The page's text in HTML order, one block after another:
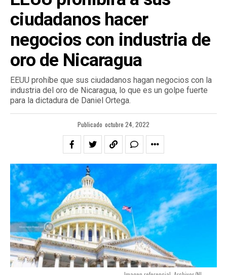
ciudadanos hacer
negocios con industria de
oro de Nicaragua
EEUU prohíbe que sus ciudadanos hagan negocios con la
industria del oro de Nicaragua, lo que es un golpe fuerte
para la dictadura de Daniel Ortega.
Publicado octubre 24, 2022